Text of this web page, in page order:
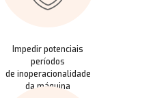
Impedir potenciais
períodos
de inoperacionalidade
da máquina